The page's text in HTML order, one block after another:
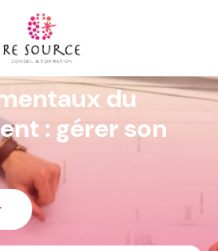
du
: gérer son